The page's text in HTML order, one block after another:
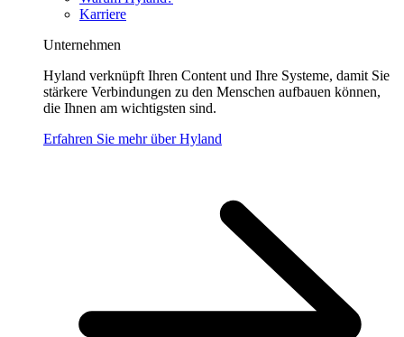
Karriere
Unternehmen
Hyland verknüpft Ihren Content und Ihre Systeme, damit Sie
stärkere Verbindungen zu den Menschen aufbauen können,
die Ihnen am wichtigsten sind.
Erfahren Sie mehr über Hyland